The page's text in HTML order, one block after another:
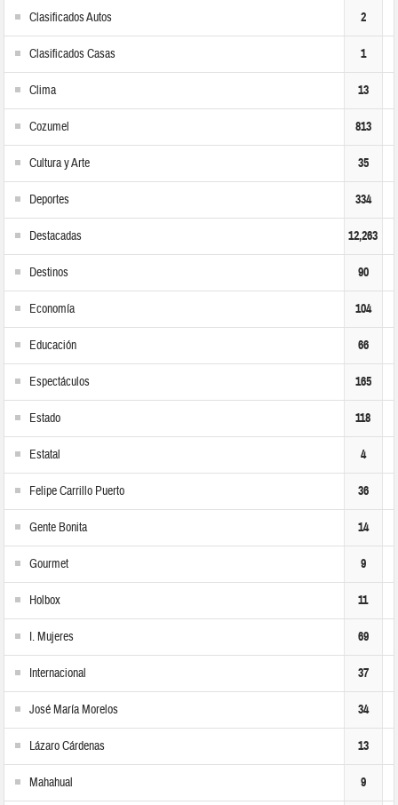
Clasificados Autos 2
Clasificados Casas 1
Clima 13
Cozumel 813
Cultura y Arte 35
Deportes 334
Destacadas 12,263
Destinos 90
Economía 104
Educación 66
Espectáculos 165
Estado 118
Estatal 4
Felipe Carrillo Puerto 36
Gente Bonita 14
Gourmet 9
Holbox 11
I. Mujeres 69
Internacional 37
José María Morelos 34
Lázaro Cárdenas 13
Mahahual 9